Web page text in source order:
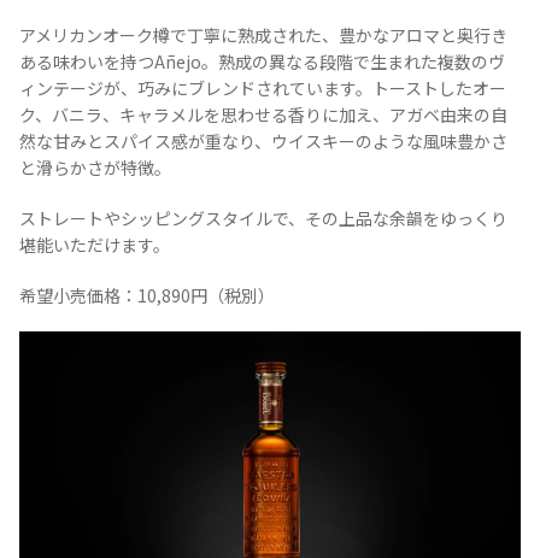
アメリカンオーク樽で丁寧に熟成された、豊かなアロマと奥行き
ある味わいを持つAñejo。熟成の異なる段階で生まれた複数のヴ
ィンテージが、巧みにブレンドされています。トーストしたオー
ク、バニラ、キャラメルを思わせる香りに加え、アガベ由来の自
然な甘みとスパイス感が重なり、ウイスキーのような風味豊かさ
と滑らかさが特徴。
ストレートやシッピングスタイルで、その上品な余韻をゆっくり
堪能いただけます。
希望小売価格：10,890円（税別）